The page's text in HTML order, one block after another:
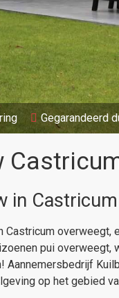
Gegarandeerd
in
Castricum
pui overweegt,
Aannemersbedrijf
op het gebied